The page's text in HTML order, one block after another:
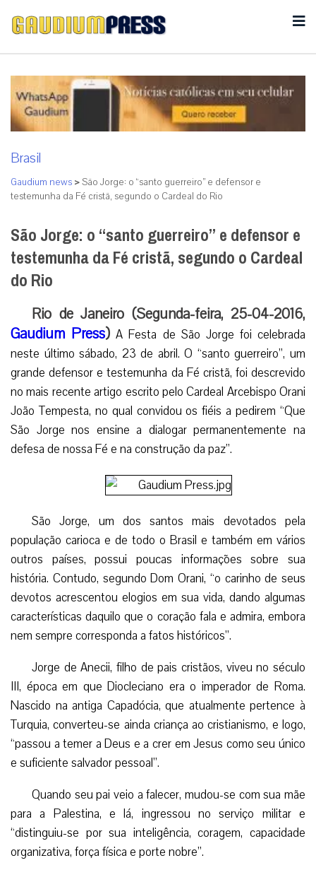
Brasil
Gaudium news >São Jorge: o “santo guerreiro” e defensor e
testemunha da Fé cristã, segundo o Cardeal do Rio
São Jorge: o “santo guerreiro” e defensor e
testemunha da Fé cristã, segundo o Cardeal
do Rio
Rio de Janeiro (Segunda-feira, 25-04-2016,
Gaudium Press) A Festa de São Jorge foi celebrada
neste último sábado, 23 de abril. O “santo guerreiro”, um
grande defensor e testemunha da Fé cristã, foi descrevido
no mais recente artigo escrito pelo Cardeal Arcebispo Orani
João Tempesta, no qual convidou os fiéis a pedirem “Que
São Jorge nos ensine a dialogar permanentemente na
defesa de nossa Fé e na construção da paz”.
São Jorge, um dos santos mais devotados pela
população carioca e de todo o Brasil e também em vários
outros países, possui poucas informações sobre sua
história. Contudo, segundo Dom Orani, “o carinho de seus
devotos acrescentou elogios em sua vida, dando algumas
características daquilo que o coração fala e admira, embora
nem sempre corresponda a fatos históricos”.
Jorge de Anecii, filho de pais cristãos, viveu no século
III, época em que Diocleciano era o imperador de Roma.
Nascido na antiga Capadócia, que atualmente pertence à
Turquia, converteu-se ainda criança ao cristianismo, e logo,
“passou a temer a Deus e a crer em Jesus como seu único
e suficiente salvador pessoal”.
Quando seu pai veio a falecer, mudou-se com sua mãe
para a Palestina, e lá, ingressou no serviço militar e
“distinguiu-se por sua inteligência, coragem, capacidade
organizativa, força física e porte nobre”.